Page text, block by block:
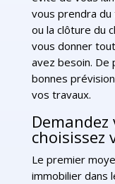
vous prendra
ou la clôture du
vous donner
avez besoin. De
bonnes
vos travaux.
choisissez
Le premier
immobilier dans